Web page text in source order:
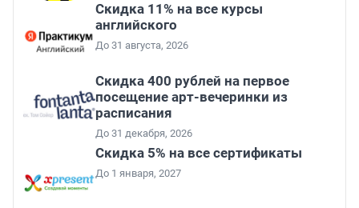
Скидка 11% на все курсы
английского
До 31 августа, 2026
Cкидка 400 рублей на первое
посещение арт-вечеринки из
расписания
До 31 декабря, 2026
Скидка 5% на все сертификаты
До 1 января, 2027